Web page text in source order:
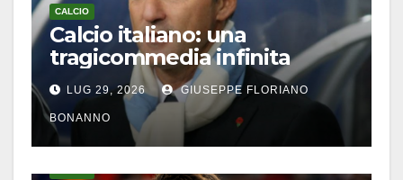
CALCIO
Calcio italiano: una
tragicommedia infinita
LUG 29, 2026 GIUSEPPE FLORIANO
BONANNO